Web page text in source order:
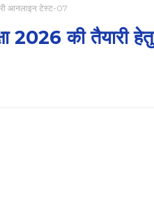
आनलाइन टेस्ट-07
2026 की तैयारी हेतु